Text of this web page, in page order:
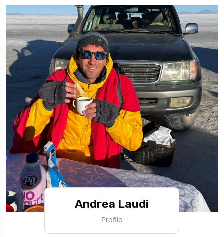
Andrea Laudi
Profilo